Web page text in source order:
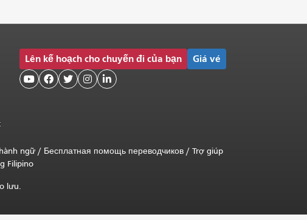
Lên kế hoạch cho chuyến đi của bạn Giá vé
    
ngữ / Бесплатная помощь переводчиков / Trợ giúp
Filipino
lưu.